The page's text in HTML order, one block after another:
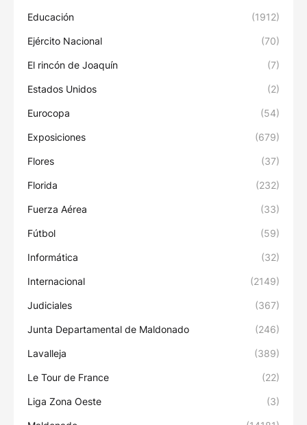
Educación (1912)
Ejército Nacional (70)
El rincón de Joaquín (7)
Estados Unidos (2)
Eurocopa (54)
Exposiciones (679)
Flores (37)
Florida (232)
Fuerza Aérea (33)
Fútbol (59)
Informática (32)
Internacional (2149)
Judiciales (367)
Junta Departamental de Maldonado (246)
Lavalleja (389)
Le Tour de France (22)
Liga Zona Oeste (3)